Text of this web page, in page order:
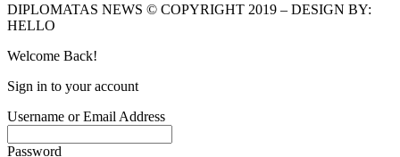
DIPLOMATAS NEWS © COPYRIGHT 2019 – DESIGN BY:
HELLO
Welcome Back!
Sign in to your account
Username or Email Address
Password